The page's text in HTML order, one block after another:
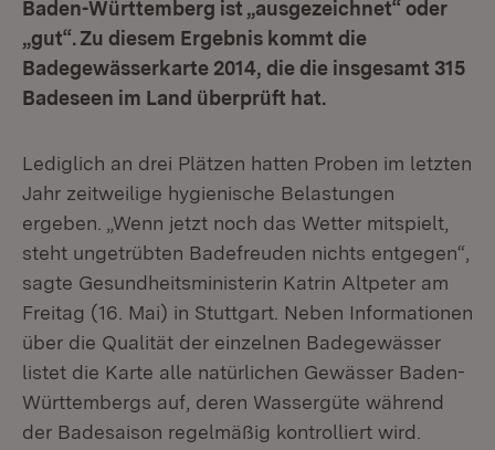
Baden-Württemberg ist „ausgezeichnet“ oder
„gut“. Zu diesem Ergebnis kommt die
Badegewässerkarte 2014, die die insgesamt 315
Badeseen im Land überprüft hat.
Lediglich an drei Plätzen hatten Proben im letzten
Jahr zeitweilige hygienische Belastungen
ergeben. „Wenn jetzt noch das Wetter mitspielt,
steht ungetrübten Badefreuden nichts entgegen“,
sagte Gesundheitsministerin Katrin Altpeter am
Freitag (16. Mai) in Stuttgart. Neben Informationen
über die Qualität der einzelnen Badegewässer
listet die Karte alle natürlichen Gewässer Baden-
Württembergs auf, deren Wassergüte während
der Badesaison regelmäßig kontrolliert wird.